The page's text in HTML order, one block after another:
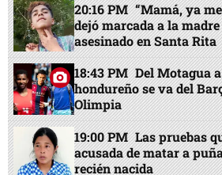
20:16 PM “Mamá, ya
dejó marcada a la
asesinado en Santa Rita
18:43 PM Del Motagua
hondureño se va del
Olimpia
19:00 PM Las pruebas
acusada de matar a
recién nacida